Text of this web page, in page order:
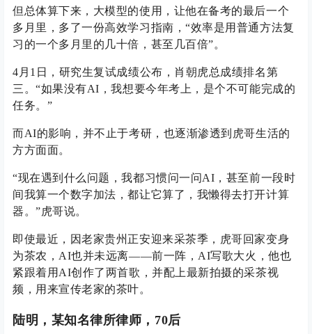
但总体算下来，大模型的使用，让他在备考的最后一个
多月里，多了一份高效学习指南，“效率是用普通方法复
习的一个多月里的几十倍，甚至几百倍”。
4月1日，研究生复试成绩公布，肖朝虎总成绩排名第
三。“如果没有AI，我想要今年考上，是个不可能完成的
任务。”
而AI的影响，并不止于考研，也逐渐渗透到虎哥生活的
方方面面。
“现在遇到什么问题，我都习惯问一问AI，甚至前一段时
间我算一个数字加法，都让它算了，我懒得去打开计算
器。”虎哥说。
即使最近，因老家贵州正安迎来采茶季，虎哥回家变身
为茶农，AI也并未远离——前一阵，AI写歌大火，他也
紧跟着用AI创作了两首歌，并配上最新拍摄的采茶视
频，用来宣传老家的茶叶。
陆明，某知名律所律师，70后